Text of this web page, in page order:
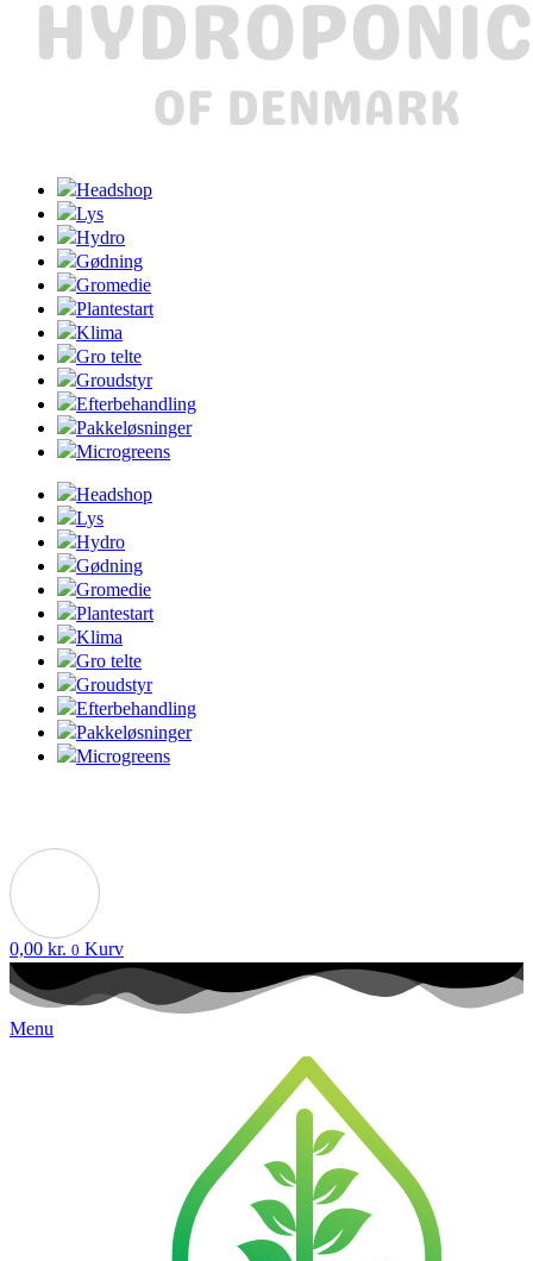
Headshop
Lys
Hydro
Gødning
Gromedie
Plantestart
Klima
Gro telte
Groudstyr
Efterbehandling
Pakkeløsninger
Microgreens
Headshop
Lys
Hydro
Gødning
Gromedie
Plantestart
Klima
Gro telte
Groudstyr
Efterbehandling
Pakkeløsninger
Microgreens
0,00 kr. 0 Kurv
Menu